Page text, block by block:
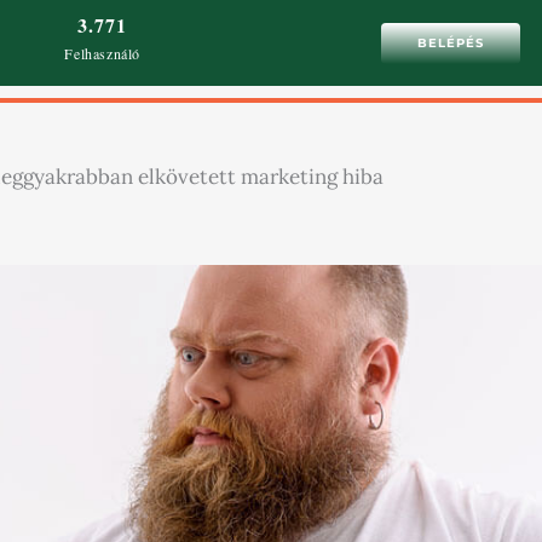
Felhasználó
3.771
BELÉPÉS
elkövetett marketing hiba